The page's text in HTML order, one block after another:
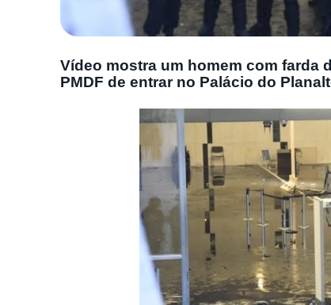
Vídeo mostra um homem com farda
PMDF de entrar no Palácio do